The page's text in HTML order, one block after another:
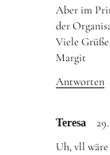
Aber im
der
Viele
Margit
Antworten
Teresa
Uh, vll